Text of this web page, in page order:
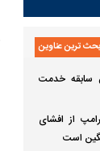
ترین عناوین
سابقه خدمت
از افشای
است